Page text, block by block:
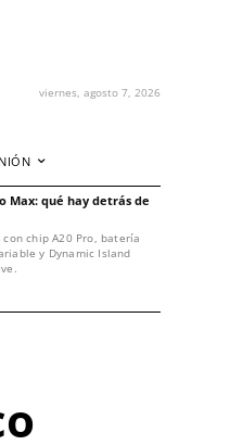
viernes, agosto 7, 2026
Max: qué hay detrás de
chip A20 Pro, batería
y Dynamic Island